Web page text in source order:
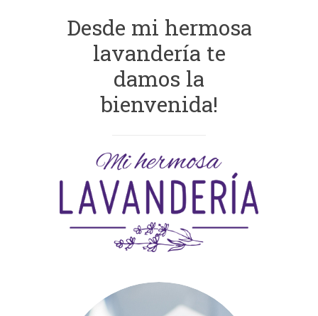
Desde mi hermosa
lavandería te
damos la
bienvenida!